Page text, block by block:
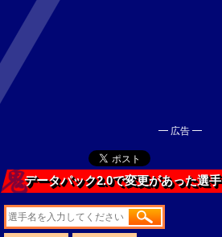
━ 広告 ━
データパック2.0で変更があった選手